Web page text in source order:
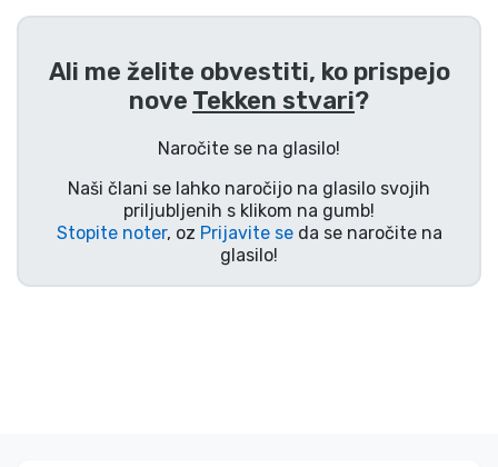
Ali me želite obvestiti, ko prispejo
nove Tekken stvari?
Naročite se na glasilo!
Naši člani se lahko naročijo na glasilo svojih
priljubljenih s klikom na gumb!
Stopite noter, oz Prijavite seda se naročite na
glasilo!
Tv serijske izdelki
Filmske izdelki
Risani izdelki
Anime izdelki